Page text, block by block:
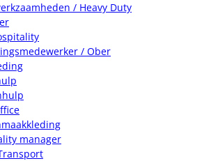
/ Heavy Duty
/ Ober
manager